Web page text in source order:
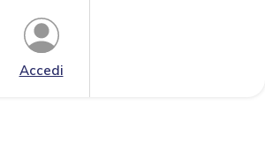
Accedi